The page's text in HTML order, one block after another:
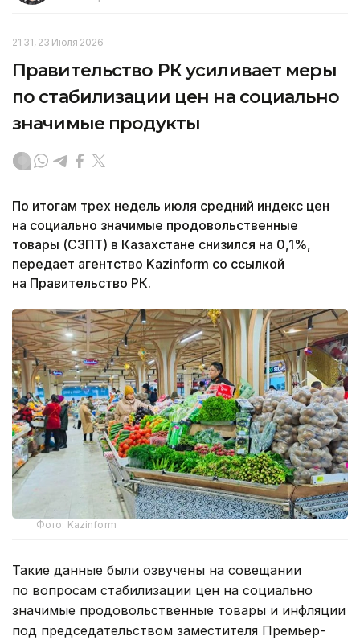
21:31, 23 Июля 2026
Правительство РК усиливает меры
по стабилизации цен на социально
значимые продукты
По итогам трех недель июля средний индекс цен
на социально значимые продовольственные
товары (СЗПТ) в Казахстане снизился на 0,1%,
передает агентство Kazinform со ссылкой
на Правительство РК.
Фото: Kazinform
Такие данные были озвучены на совещании
по вопросам стабилизации цен на социально
значимые продовольственные товары и инфляции
под председательством заместителя Премьер-